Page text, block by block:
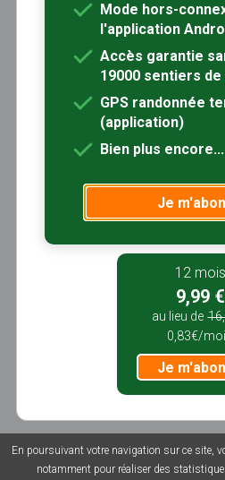
Randonnées en
Provence-Alpes-
Côte d'Azur
Franche-
Randonnées en
Grand Est
Hauts-de-
Corse
Randonnées en
© 2026 Sentiers en France - Tous
En poursuivant votre navigation sur ce site,
notamment pour réaliser des
Mode hors-
l'application
Accès garantie
19000 sentiers
GPS randonnée
(application)
Bien plus encore...
Je
12 mois
9,99 €
au lieu de
0,83€/
Je